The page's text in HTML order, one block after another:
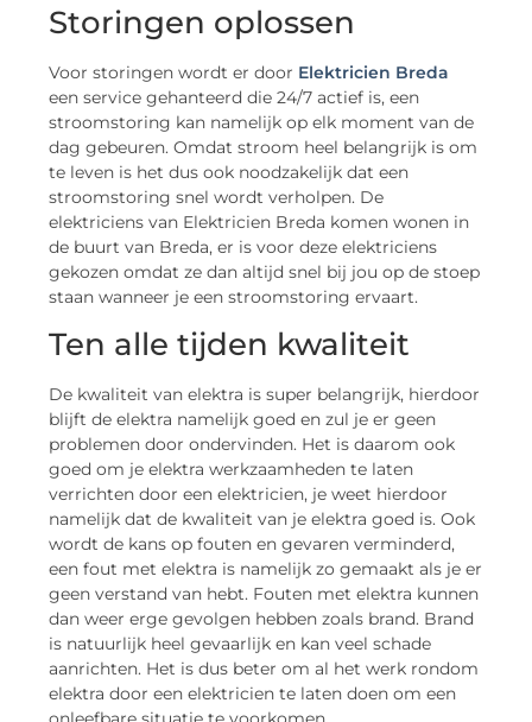
Storingen oplossen
Voor storingen wordt er door Elektricien Breda
een service gehanteerd die 24/7 actief is, een
stroomstoring kan namelijk op elk moment van de
dag gebeuren. Omdat stroom heel belangrijk is om
te leven is het dus ook noodzakelijk dat een
stroomstoring snel wordt verholpen. De
elektriciens van Elektricien Breda komen wonen in
de buurt van Breda, er is voor deze elektriciens
gekozen omdat ze dan altijd snel bij jou op de stoep
staan wanneer je een stroomstoring ervaart.
Ten alle tijden kwaliteit
De kwaliteit van elektra is super belangrijk, hierdoor
blijft de elektra namelijk goed en zul je er geen
problemen door ondervinden. Het is daarom ook
goed om je elektra werkzaamheden te laten
verrichten door een elektricien, je weet hierdoor
namelijk dat de kwaliteit van je elektra goed is. Ook
wordt de kans op fouten en gevaren verminderd,
een fout met elektra is namelijk zo gemaakt als je er
geen verstand van hebt. Fouten met elektra kunnen
dan weer erge gevolgen hebben zoals brand. Brand
is natuurlijk heel gevaarlijk en kan veel schade
aanrichten. Het is dus beter om al het werk rondom
elektra door een elektricien te laten doen om een